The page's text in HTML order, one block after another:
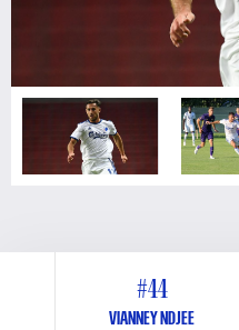
Bashkim Kadrii tilbage i FCK-
#44
VIANNEY NDJEE